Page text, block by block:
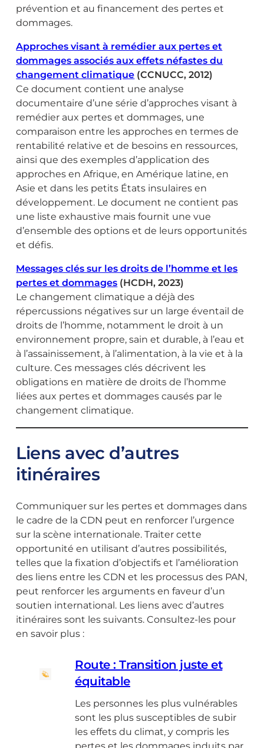
prévention et au financement des pertes et
dommages.
Approches visant à remédier aux pertes et
dommages associés aux effets néfastes du
changement climatique (CCNUCC, 2012)
Ce document contient une analyse
documentaire d’une série d’approches visant à
remédier aux pertes et dommages, une
comparaison entre les approches en termes de
rentabilité relative et de besoins en ressources,
ainsi que des exemples d’application des
approches en Afrique, en Amérique latine, en
Asie et dans les petits États insulaires en
développement. Le document ne contient pas
une liste exhaustive mais fournit une vue
d’ensemble des options et de leurs opportunités
et défis.
Messages clés sur les droits de l’homme et les
pertes et dommages (HCDH, 2023)
Le changement climatique a déjà des
répercussions négatives sur un large éventail de
droits de l’homme, notamment le droit à un
environnement propre, sain et durable, à l’eau et
à l’assainissement, à l’alimentation, à la vie et à la
culture. Ces messages clés décrivent les
obligations en matière de droits de l’homme
liées aux pertes et dommages causés par le
changement climatique.
Liens avec d’autres
itinéraires
Communiquer sur les pertes et dommages dans
le cadre de la CDN peut en renforcer l’urgence
sur la scène internationale. Traiter cette
opportunité en utilisant d’autres possibilités,
telles que la fixation d’objectifs et l’amélioration
des liens entre les CDN et les processus des PAN,
peut renforcer les arguments en faveur d’un
soutien international. Les liens avec d’autres
itinéraires sont les suivants. Consultez-les pour
en savoir plus :
Route : Transition juste et
équitable
Les personnes les plus vulnérables
sont les plus susceptibles de subir
les effets du climat, y compris les
pertes et les dommages induits par